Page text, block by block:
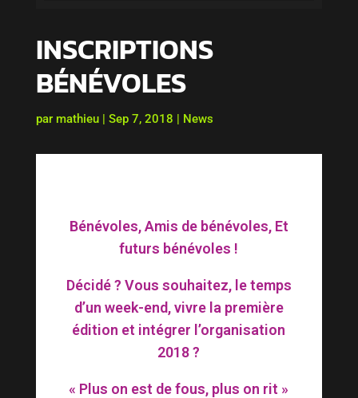
INSCRIPTIONS
BÉNÉVOLES
par mathieu| Sep 7, 2018 | News
Bénévoles, Amis de bénévoles, Et
futurs bénévoles !
Décidé ? Vous souhaitez, le temps
d’un week-end, vivre la première
édition et intégrer l’organisation
2018 ?
« Plus on est de fous, plus on rit »